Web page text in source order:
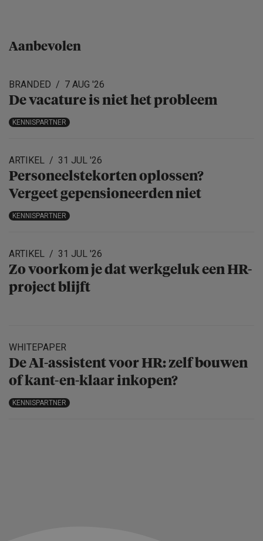
Aanbevolen
BRANDED 7 AUG '26
De vacature is niet het probleem
KENNISPARTNER
ARTIKEL 31 JUL '26
Personeels­te­korten oplossen?
Vergeet gepensio­neerden niet
KENNISPARTNER
ARTIKEL 31 JUL '26
Zo voorkom je dat werkgeluk een HR-
project blijft
WHITEPAPER
De AI-assistent voor HR: zelf bouwen
of kant-en-klaar inkopen?
KENNISPARTNER